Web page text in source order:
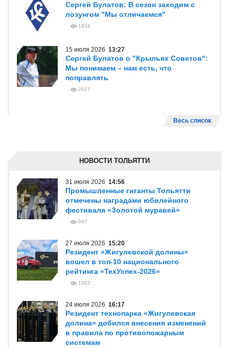
Сергей Булатов: В сезон заходим с
лозунгом "Мы отличаемся"
1834
15 июля 2026 13:27
Сергей Булатов о "Крыльях Советов":
Мы понимаем – нам есть, что
поправлять
2027
Весь список
НОВОСТИ ТОЛЬЯТТИ
31 июля 2026 14:56
Промышленные гиганты Тольятти
отмечены наградами юбилейного
фестиваля «Золотой муравей»
997
27 июля 2026 15:20
Резидент «Жигулевской долины»
вошел в топ-10 национального
рейтинга «ТехУспех-2026»
1002
24 июля 2026 16:17
Резидент технопарка «Жигулевская
долина» добился внесения изменений
в правила по противопожарным
системам